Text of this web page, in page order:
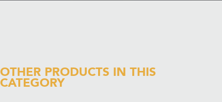
OTHER PRODUCTS IN THIS
CATEGORY